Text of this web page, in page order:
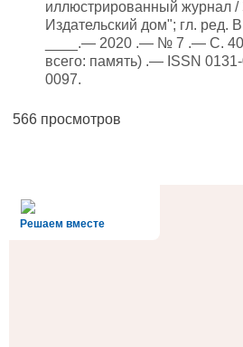
иллюстрированный журнал
Издательский дом"; гл.
____.— 2020 .— № 7 .— С.
всего: память) .— ISSN
0097.
566 просмотров
Решаем вместе